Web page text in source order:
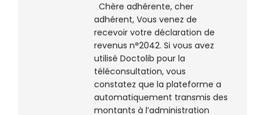
Chère adhérente, cher
adhérent, Vous venez de
recevoir votre déclaration de
revenus n°2042. Si vous avez
utilisé Doctolib pour la
téléconsultation, vous
constatez que la plateforme a
automatiquement transmis des
montants à l’administration